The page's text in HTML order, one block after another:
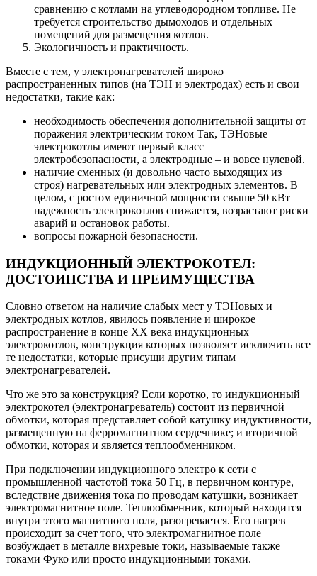
сравнению с котлами на углеводородном топливе. Не
требуется строительство дымоходов и отдельных
помещений для размещения котлов.
Экологичность и практичность.
Вместе с тем, у электронагревателей широко
распространенных типов (на ТЭН и электродах) есть и свои
недостатки, такие как:
необходимость обеспечения дополнительной защиты от
поражения электрическим током Так, ТЭНовые
электрокотлы имеют первый класс
электробезопасности, а электродные – и вовсе нулевой.
наличие сменных (и довольно часто выходящих из
строя) нагревательных или электродных элементов. В
целом, с ростом единичной мощности свыше 50 кВт
надежность электрокотлов снижается, возрастают риски
аварий и остановок работы.
вопросы пожарной безопасности.
ИНДУКЦИОННЫЙ ЭЛЕКТРОКОТЕЛ:
ДОСТОИНСТВА И ПРЕИМУЩЕСТВА
Словно ответом на наличие слабых мест у ТЭНовых и
электродных котлов, явилось появление и широкое
распространение в конце XX века индукционных
электрокотлов, конструкция которых позволяет исключить все
те недостатки, которые присущи другим типам
электронагревателей.
Что же это за конструкция? Если коротко, то индукционный
электрокотел (электронагреватель) состоит из первичной
обмотки, которая представляет собой катушку индуктивности,
размещенную на ферромагнитном сердечнике; и вторичной
обмотки, которая и является теплообменником.
При подключении индукционного электро к сети с
промышленной частотой тока 50 Гц, в первичном контуре,
вследствие движения тока по проводам катушки, возникает
электромагнитное поле. Теплообменник, который находится
внутри этого магнитного поля, разогревается. Его нагрев
происходит за счет того, что электромагнитное поле
возбуждает в металле вихревые токи, называемые также
токами Фуко или просто индукционными токами.